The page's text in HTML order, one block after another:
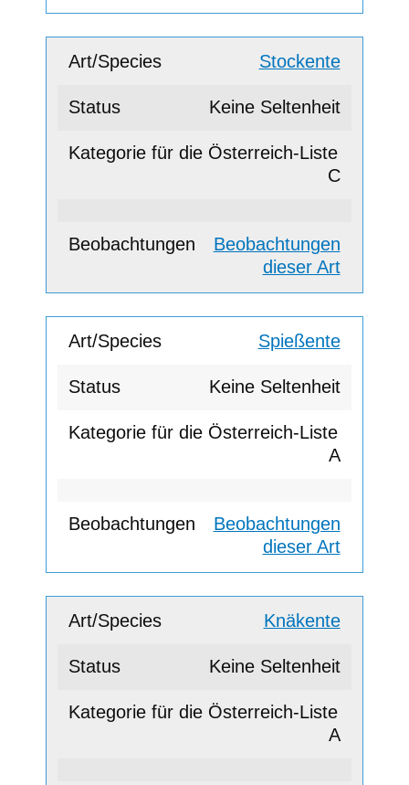
Stockente
Keine Seltenheit
C
Beobachtungen
dieser Art
Spießente
Keine Seltenheit
A
Beobachtungen
dieser Art
Knäkente
Keine Seltenheit
A